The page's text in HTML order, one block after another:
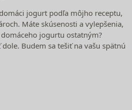
jogurt podľa môjho receptu,
Máte skúsenosti a vylepšenia,
jogurtu ostatným?
Budem sa tešiť na vašu spätnú